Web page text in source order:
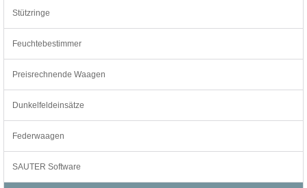
Stützringe
Feuchtebestimmer
Preisrechnende Waagen
Dunkelfeldeinsätze
Federwaagen
SAUTER Software